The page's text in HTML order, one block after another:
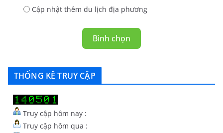
Cập nhật thêm du lịch địa phương
Bình chọn
THỐNG KÊ TRUY CẬP
Truy cập hôm nay :
Truy cập hôm qua :